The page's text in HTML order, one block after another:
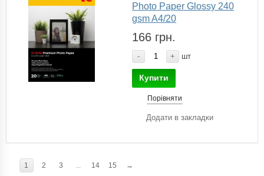
Photo Paper Glossy 240
gsm A4/20
166 грн.
- + шт
Купити
Порівняти
Додати в закладки
1 2 3 14 15 →